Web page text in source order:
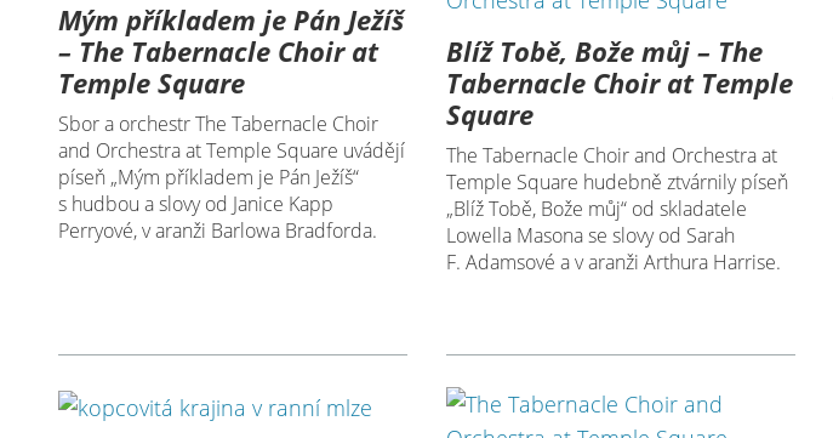
Mým příkladem je Pán Ježíš
– The Tabernacle Choir at
Temple Square
Sbor a orchestr The Tabernacle Choir
and Orchestra at Temple Square uvádějí
píseň „Mým příkladem je Pán Ježíš“
s hudbou a slovy od Janice Kapp
Perryové, v aranži Barlowa Bradforda.
Blíž Tobě, Bože můj – The
Tabernacle Choir at Temple
Square
The Tabernacle Choir and Orchestra at
Temple Square hudebně ztvárnily píseň
„Blíž Tobě, Bože můj“ od skladatele
Lowella Masona se slovy od Sarah
F. Adamsové a v aranži Arthura Harrise.